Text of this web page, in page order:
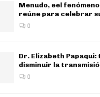
Menudo, eel
reúne para celebrar
0
Dr. Elizabeth
disminuir la
0